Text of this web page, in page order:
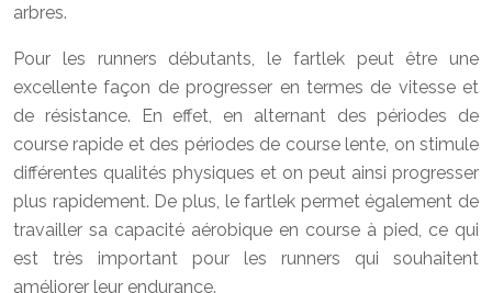
arbres.
Pour les runners débutants, le fartlek peut être une
excellente façon de progresser en termes de vitesse et
de résistance. En effet, en alternant des périodes de
course rapide et des périodes de course lente, on stimule
différentes qualités physiques et on peut ainsi progresser
plus rapidement. De plus, le fartlek permet également de
travailler sa capacité aérobique en course à pied, ce qui
est très important pour les runners qui souhaitent
améliorer leur endurance.